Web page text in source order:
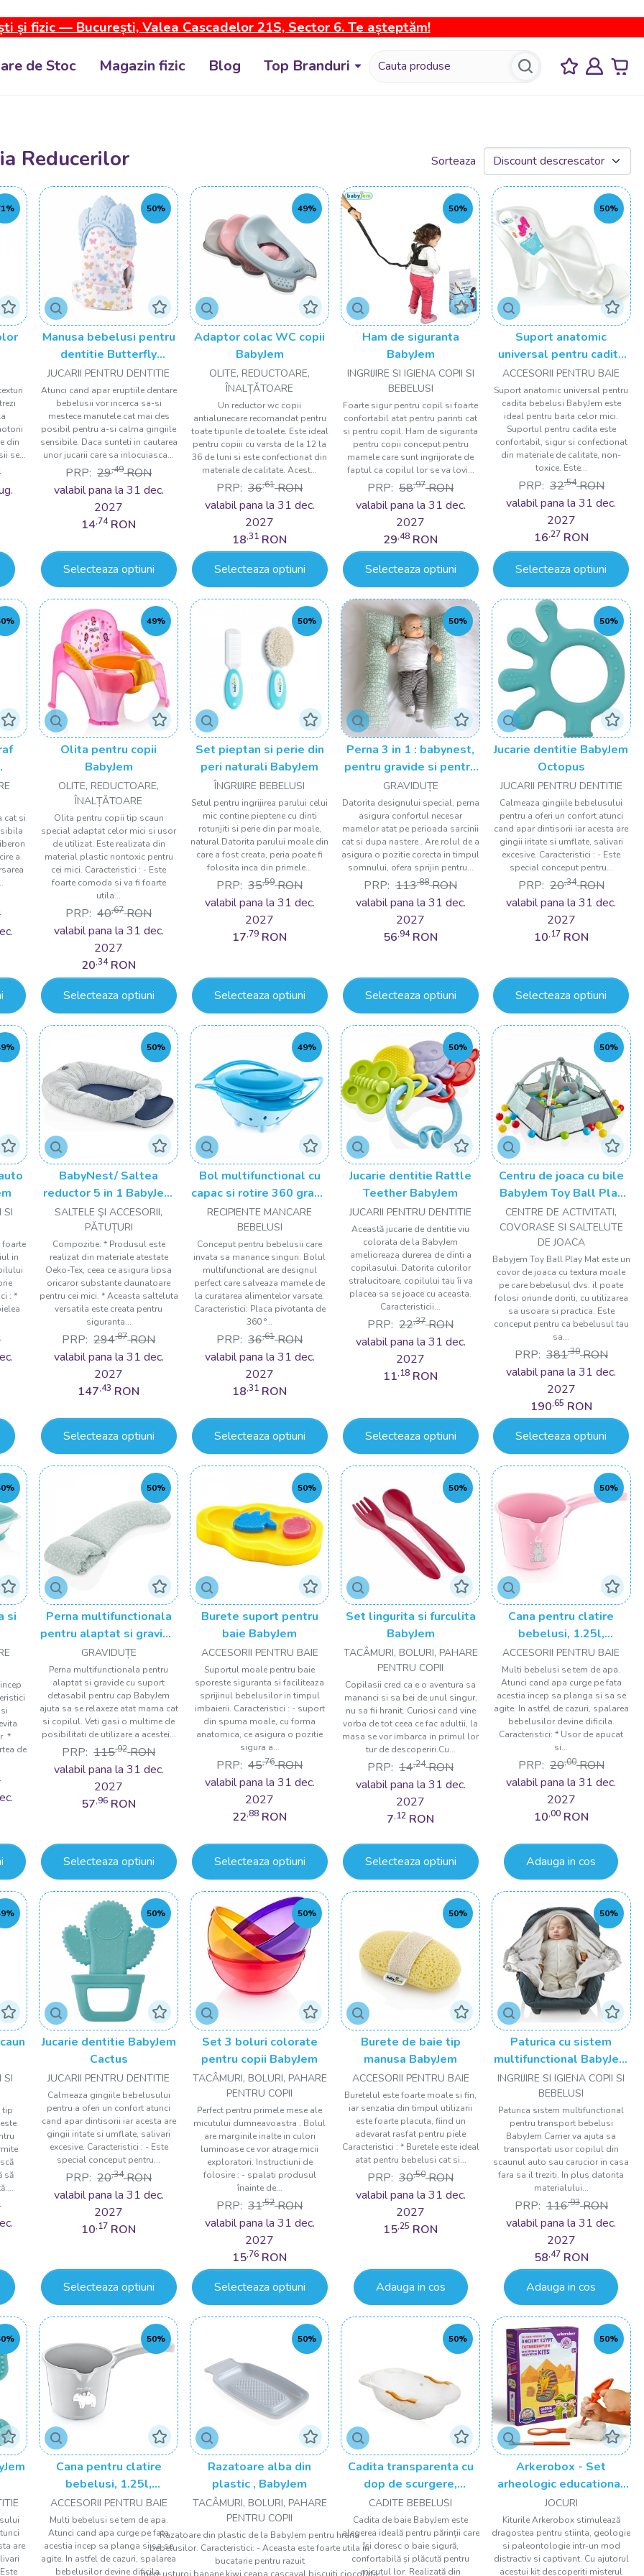
și fizic — București, Valea Cascadelor 21S, Sector 6. Te așteptăm!
de Stoc Magazin fizic Blog Top Branduri
Reducerilor Sorteaza
din
se...
50%
Manusa bebelusi pentru
dentitie Butterfly
BabyJem
JUCARII PENTRU DENTITIE
Atunci cand apar eruptiile dentare
bebelusii vor incerca sa-si
mestece manutele cat mai des
posibil pentru a-si calma gingiile
sensibile. Daca sunteti in cautarea
unor jucarii care sa inlocuiasca...
PRP: 29,49 RON
valabil pana la 31 dec.
2027
14,74 RON
Selecteaza optiuni
49%
Adaptor colac WC copii
BabyJem
OLITE, REDUCTOARE,
ÎNALȚǍTOARE
Un reductor wc copii
antialunecare recomandat pentru
toate tipurile de toalete. Este ideal
pentru copiii cu varsta de la 12 la
36 de luni si este confectionat din
materiale de calitate. Acest...
PRP: 36,61 RON
valabil pana la 31 dec.
2027
18,31 RON
Selecteaza optiuni
50%
Ham de siguranta
BabyJem
INGRIJIRE SI IGIENA COPII SI
BEBELUSI
Foarte sigur pentru copil si foarte
confortabil atat pentru parinti cat
si pentru copil. Ham de siguranta
pentru copii conceput pentru
mamele care sunt ingrijorate de
faptul ca copilul lor se va lovi...
PRP: 58,97 RON
valabil pana la 31 dec.
2027
29,48 RON
Selecteaza optiuni
50%
Suport anatomic
universal pentru cadita
bebelusi BabyJem
ACCESORII PENTRU BAIE
Suport anatomic universal pentru
cadita bebelusi BabyJem este
ideal pentru baita celor mici.
Suportul pentru cadita este
confortabil, sigur si confectionat
din materiale de calitate, non-
toxice. Este...
PRP: 32,54 RON
valabil pana la 31 dec.
2027
16,27 RON
Selecteaza optiuni
cat si
a
49%
Olita pentru copii
BabyJem
OLITE, REDUCTOARE,
ÎNALȚǍTOARE
Olita pentru copii tip scaun
special adaptat celor mici si usor
de utilizat. Este realizata din
material plastic nontoxic pentru
cei mici. Caracteristici : - Este
foarte comoda si va fi foarte
utila...
PRP: 40,67 RON
valabil pana la 31 dec.
2027
20,34 RON
Selecteaza optiuni
50%
Set pieptan si perie din
peri naturali BabyJem
ÎNGRIJIRE BEBELUSI
Setul pentru ingrijirea parului celui
mic contine pieptene cu dinti
rotunjiti si perie din par moale,
natural.Datorita parului moale din
care a fost creata, peria poate fi
folosita inca din primele...
PRP: 35,59 RON
valabil pana la 31 dec.
2027
17,79 RON
Selecteaza optiuni
50%
Perna 3 in 1 : babynest,
pentru gravide si pentru
alaptare in forma de U
BabyJem
GRAVIDUȚE
Datorita designului special, perna
asigura confortul necesar
mamelor atat pe perioada sarcinii
cat si dupa nastere . Are rolul de a
asigura o pozitie corecta in timpul
somnului, ofera sprijin pentru...
PRP: 113,88 RON
valabil pana la 31 dec.
2027
56,94 RON
Selecteaza optiuni
50%
Jucarie dentitie BabyJem
Octopus
JUCARII PENTRU DENTITIE
Calmeaza gingiile bebelusului
pentru a oferi un confort atunci
cand apar dintisorii iar acesta are
gingii iritate si umflate, salivari
excesive. Caracteristici : - Este
special conceput pentru...
PRP: 20,34 RON
valabil pana la 31 dec.
2027
10,17 RON
Selecteaza optiuni
SI
foarte
in
: *
50%
BabyNest/ Saltea
reductor 5 in 1 BabyJem
Cushion
SALTELE ŞI ACCESORII,
PǍTUȚURI
Compozitie: * Produsul este
realizat din materiale atestate
Oeko-Tex, ceea ce asigura lipsa
oricaror substante daunatoare
pentru cei mici. * Aceasta salteluta
versatila este creata pentru
siguranta...
PRP: 294,87 RON
valabil pana la 31 dec.
2027
147,43 RON
Selecteaza optiuni
49%
Bol multifunctional cu
capac si rotire 360 grade
BabyJem Amazing Bowl
RECIPIENTE MANCARE
BEBELUSI
Conceput pentru bebelusii care
invata sa manance singuri. Bolul
multifunctional are designul
perfect care salveaza mamele de
la curatarea alimentelor varsate.
Caracteristici: Placa pivotanta de
360 °...
PRP: 36,61 RON
valabil pana la 31 dec.
2027
18,31 RON
Selecteaza optiuni
50%
Jucarie dentitie Rattle
Teether BabyJem
JUCARII PENTRU DENTITIE
Această jucarie de dentitie viu
colorata de la BabyJem
amelioreaza durerea de dinti a
copilasului. Datorita culorilor
stralucitoare, copilului tau îi va
placea sa se joace cu aceasta.
Caracteristicii...
PRP: 22,37 RON
valabil pana la 31 dec.
2027
11,18 RON
Selecteaza optiuni
50%
Centru de joaca cu bile
BabyJem Toy Ball Play
Mat
CENTRE DE ACTIVITATI,
COVORASE SI SALTELUTE
DE JOACA
Babyjem Toy Ball Play Mat este un
covor de joaca cu textura moale
pe care bebelusul dvs. il poate
folosi oriunde doriti, cu utilizarea
sa usoara si practica. Este
conceput pentru ca bebelusul tau
sa...
PRP: 381,30 RON
valabil pana la 31 dec.
2027
190,65 RON
Selecteaza optiuni
si
*
de
50%
Perna multifunctionala
pentru alaptat si gravide
cu suport detasabil
pentru cap BabyJem
GRAVIDUȚE
Perna multifunctionala pentru
alaptat si gravide cu suport
detasabil pentru cap BabyJem
ajuta sa se relaxeze atat mama cat
si copilul. Veti gasi o multime de
posibilitati de utilizare a acestei...
PRP: 115,92 RON
valabil pana la 31 dec.
2027
57,96 RON
Selecteaza optiuni
50%
Burete suport pentru
baie BabyJem
ACCESORII PENTRU BAIE
Suportul moale pentru baie
sporeste siguranta si faciliteaza
sprijinul bebelusilor in timpul
imbaierii. Caracteristici : - suport
din spuma moale, cu forma
anatomica, ce asigura o pozitie
sigura a...
PRP: 45,76 RON
valabil pana la 31 dec.
2027
22,88 RON
Selecteaza optiuni
50%
Set lingurita si furculita
BabyJem
TACÂMURI, BOLURI, PAHARE
PENTRU COPII
Copilasii cred ca e o aventura sa
mananci si sa bei de unul singur,
nu sa fii hranit. Curiosi cand vine
vorba de tot ceea ce fac adultii, la
masa se vor imbarca in primul lor
tur de descoperiri.Cu...
PRP: 14,24 RON
valabil pana la 31 dec.
2027
7,12 RON
Selecteaza optiuni
50%
Cana pentru clatire
bebelusi, 1.25l,
BabyJem, roz
ACCESORII PENTRU BAIE
Multi bebelusi se tem de apa.
Atunci cand apa curge pe fata
acestia incep sa planga si sa se
agite. In astfel de cazuri, spalarea
bebelusilor devine dificila.
Caracteristici: * Usor de apucat
si...
PRP: 20,00 RON
valabil pana la 31 dec.
2027
10,00 RON
Adauga in cos
SI
tip
să
50%
Jucarie dentitie BabyJem
Cactus
JUCARII PENTRU DENTITIE
Calmeaza gingiile bebelusului
pentru a oferi un confort atunci
cand apar dintisorii iar acesta are
gingii iritate si umflate, salivari
excesive. Caracteristici : - Este
special conceput pentru...
PRP: 20,34 RON
valabil pana la 31 dec.
2027
10,17 RON
Selecteaza optiuni
50%
Set 3 boluri colorate
pentru copii BabyJem
TACÂMURI, BOLURI, PAHARE
PENTRU COPII
Perfect pentru primele mese ale
micutului dumneavoastra . Bolul
are marginile inalte in culori
luminoase ce vor atrage micii
exploratori. Instructiuni de
folosire : - spalati produsul
înainte de...
PRP: 31,52 RON
valabil pana la 31 dec.
2027
15,76 RON
Selecteaza optiuni
50%
Burete de baie tip
manusa BabyJem
ACCESORII PENTRU BAIE
Buretelul este foarte moale si fin,
iar senzatia din timpul utilizarii
este foarte placuta, fiind un
adevarat rasfat pentru piele
Caracteristici : * Buretele este ideal
atat pentru bebelusi cat si...
PRP: 30,50 RON
valabil pana la 31 dec.
2027
15,25 RON
Adauga in cos
50%
Paturica cu sistem
multifunctional BabyJem
Carrier Alb pentru
transport bebelusi
INGRIJIRE SI IGIENA COPII SI
BEBELUSI
Paturica sistem multifunctional
pentru transport bebelusi
BabyJem Carrier va ajuta sa
transportati usor copilul din
scaunul auto sau carucior in casa
fara sa il treziti. In plus datorita
materialului...
PRP: 116,93 RON
valabil pana la 31 dec.
2027
58,47 RON
Adauga in cos
are
50%
Cana pentru clatire
bebelusi, 1.25l,
BabyJem, gri
ACCESORII PENTRU BAIE
Multi bebelusi se tem de apa.
Atunci cand apa curge pe fata
acestia incep sa planga si sa se
agite. In astfel de cazuri, spalarea
bebelusilor devine dificila.
50%
Razatoare alba din
plastic , BabyJem
TACÂMURI, BOLURI, PAHARE
PENTRU COPII
Razatoare din plastic de la BabyJem pentru hrana
bebelusilor. Caracteristici: - Aceasta este foarte utila in
bucatarie pentru razuit
50%
Cadita transparenta cu
dop de scurgere,
Babyjem
CADITE BEBELUSI
Cadita de baie BabyJem este
alegerea ideală pentru părinții care
își doresc o baie sigură,
confortabilă și plăcută pentru
micuțul lor. Realizată din
50%
Arkerobox - Set
arheologic educational
si puzzle 3D, Egiptul
Antic, Tutankhamon
JOCURI
Kiturile Arkerobox stimulează
dragostea pentru stiinta, geologie
si paleontologie intr-un mod
distractiv si captivant. Cu ajutorul
acestui kit descoperiti misterul